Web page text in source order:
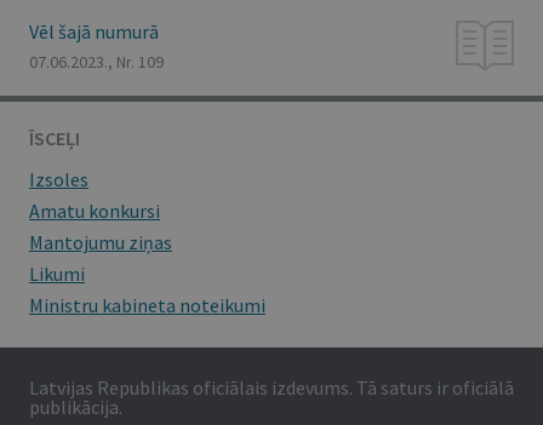
Vēl šajā numurā
07.06.2023., Nr. 109
ĪSCEĻI
Izsoles
Amatu konkursi
Mantojumu ziņas
Likumi
Ministru kabineta noteikumi
Latvijas Republikas oficiālais izdevums. Tā saturs ir oficiālā
publikācija.